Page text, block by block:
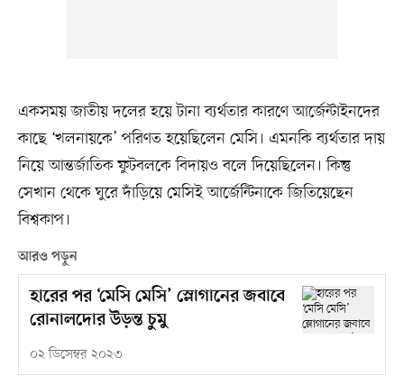
একসময় জাতীয় দলের হয়ে টানা ব্যর্থতার কারণে আর্জেন্টাইনদের
কাছে ‘খলনায়কে’ পরিণত হয়েছিলেন মেসি। এমনকি ব্যর্থতার দায়
নিয়ে আন্তর্জাতিক ফুটবলকে বিদায়ও বলে দিয়েছিলেন। কিন্তু
সেখান থেকে ঘুরে দাঁড়িয়ে মেসিই আর্জেন্টিনাকে জিতিয়েছেন
বিশ্বকাপ।
আরও পড়ুন
হারের পর ‘মেসি মেসি’ স্লোগানের জবাবে
রোনালদোর উড়ন্ত চুমু
০২ ডিসেম্বর ২০২৩